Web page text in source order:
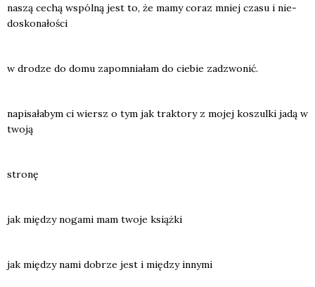
naszą cechą wspól­ną jest to, że mamy coraz mniej cza­su i nie­
do­sko­na­ło­ści
w dro­dze do domu zapo­mnia­łam do cie­bie zadzwo­nić.
napi­sa­ła­bym ci wiersz o tym jak trak­to­ry z mojej koszul­ki jadą w
two­ją
stro­nę
jak mię­dzy noga­mi mam two­je książ­ki
jak mię­dzy nami dobrze jest i mię­dzy inny­mi